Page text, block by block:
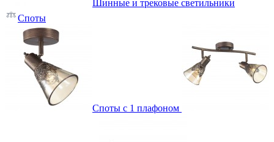
Шинные и трековые светильники
Споты
Споты с 1 плафоном